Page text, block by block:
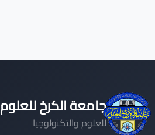
جامعة الكرخ للعلوم
للعلوم والتكنولوجيا